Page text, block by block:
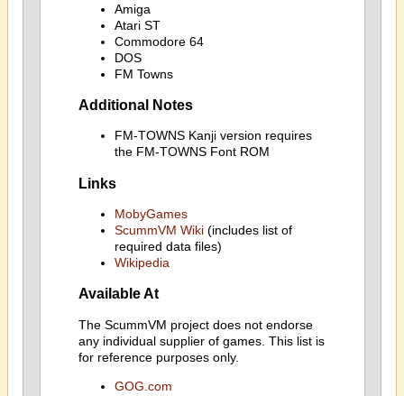
Amiga
Atari ST
Commodore 64
DOS
FM Towns
Additional Notes
FM-TOWNS Kanji version requires
the FM-TOWNS Font ROM
Links
MobyGames
ScummVM Wiki(includes list of
required data files)
Wikipedia
Available At
The ScummVM project does not endorse
any individual supplier of games. This list is
for reference purposes only.
GOG.com